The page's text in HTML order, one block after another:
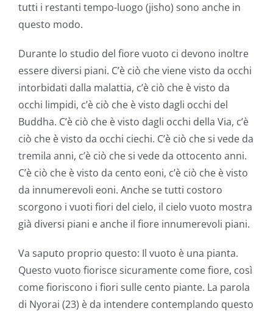
tutti i restanti tempo-luogo (jisho) sono anche in
questo modo.
Durante lo studio del fiore vuoto ci devono inoltre
essere diversi piani. C’è ciò che viene visto da occhi
intorbidati dalla malattia, c’è ciò che è visto da
occhi limpidi, c’è ciò che è visto dagli occhi del
Buddha. C’è ciò che è visto dagli occhi della Via, c’è
ciò che è visto da occhi ciechi. C’è ciò che si vede da
tremila anni, c’è ciò che si vede da ottocento anni.
C’è ciò che è visto da cento eoni, c’è ciò che è visto
da innumerevoli eoni. Anche se tutti costoro
scorgono i vuoti fiori del cielo, il cielo vuoto mostra
già diversi piani e anche il fiore innumerevoli piani.
Va saputo proprio questo: Il vuoto è una pianta.
Questo vuoto fiorisce sicuramente come fiore, così
come fioriscono i fiori sulle cento piante. La parola
di Nyorai (23) è da intendere contemplando questo